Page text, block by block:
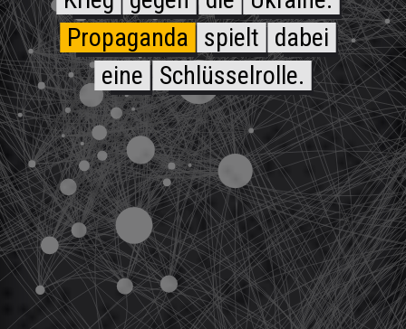
Propaganda spielt dabei
eine
Schlüsselrolle.